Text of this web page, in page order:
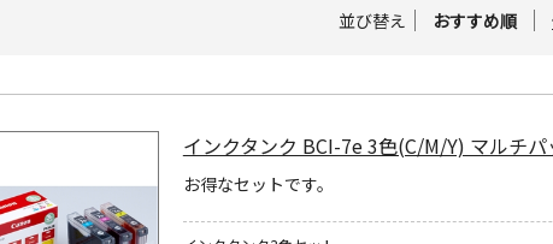
並び替え おすすめ順
インクタンク BCI-7e 3色(C/M/Y) マルチパ
お得なセットです。